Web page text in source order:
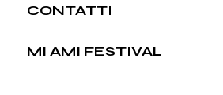
CONTATTI
MI AMI FESTIVAL